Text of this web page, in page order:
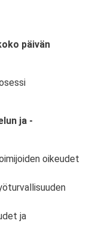
päivän
ja -
oikeudet
ja